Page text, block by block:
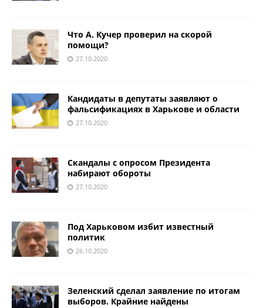
Что А. Кучер проверил на скорой
помощи?
27.10.2020
Кандидаты в депутаты заявляют о
фальсификациях в Харькове и области
27.10.2020
Скандалы с опросом Президента
набирают обороты
27.10.2020
Под Харьковом избит известный
политик
26.10.2020
Зеленский сделал заявление по итогам
выборов. Крайние найдены